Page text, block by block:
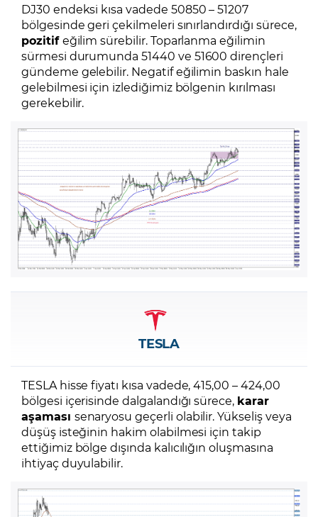
DJ30 endeksi kısa vadede 50850 – 51207
bölgesinde geri çekilmeleri sınırlandırdığı sürece,
pozitifeğilim sürebilir. Toparlanma eğilimin
sürmesi durumunda 51440 ve 51600 dirençleri
gündeme gelebilir. Negatif eğilimin baskın hale
gelebilmesi için izlediğimiz bölgenin kırılması
gerekebilir.
TESLA
TESLA hisse fiyatı kısa vadede, 415,00 – 424,00
bölgesi içerisinde dalgalandığı sürece, karar
aşaması senaryosu geçerli olabilir. Yükseliş veya
düşüş isteğinin hakim olabilmesi için takip
ettiğimiz bölge dışında kalıcılığın oluşmasına
ihtiyaç duyulabilir.